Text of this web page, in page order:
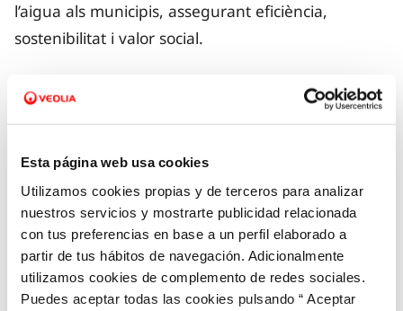
Esta página web usa cookies
Utilizamos cookies propias y de terceros para analizar
nuestros servicios y mostrarte publicidad relacionada
con tus preferencias en base a un perfil elaborado a
partir de tus hábitos de navegación. Adicionalmente
utilizamos cookies de complemento de redes sociales.
Puedes aceptar todas las cookies pulsando “ Aceptar
l’aigua als municipis, assegurant eficiència,
sostenibilitat i valor social.
Atenció al client centrada en les
persones
Posem les persones al centre amb una atenció al
client personalitzada:
Omnicanal, àgil i inclusiva.
Adaptada a diferents necessitats.